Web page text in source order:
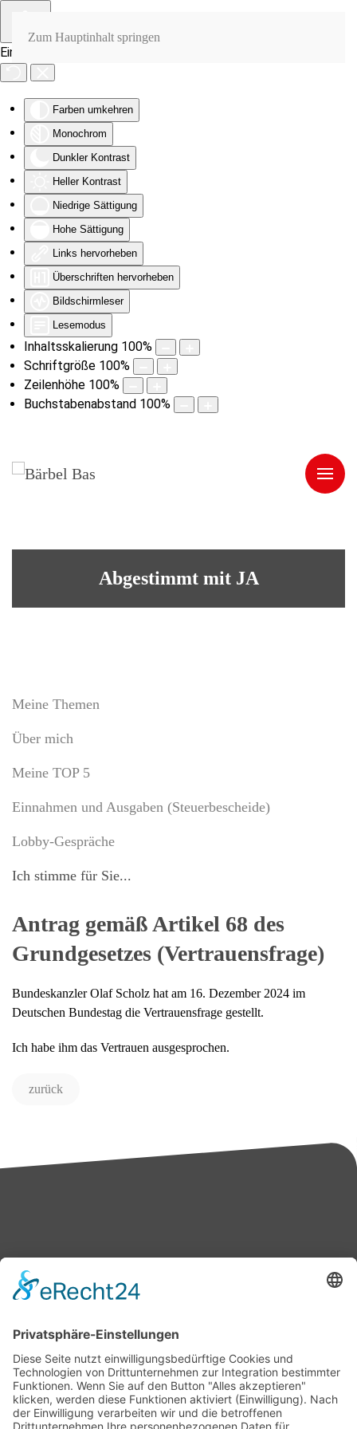
Eingabehilfen öffnen
Farben umkehren
Monochrom
Dunkler Kontrast
Heller Kontrast
Niedrige Sättigung
Hohe Sättigung
Links hervorheben
Überschriften hervorheben
Bildschirmleser
Lesemodus
Inhaltsskalierung 100%
Schriftgröße 100%
Zeilenhöhe 100%
Buchstabenabstand 100%
Zum Hauptinhalt springen
Abgestimmt mit JA
Meine Themen
Über mich
Meine TOP 5
Einnahmen und Ausgaben (Steuerbescheide)
Lobby-Gespräche
Ich stimme für Sie...
Antrag gemäß Artikel 68 des
Grundgesetzes (Vertrauensfrage)
Bundeskanzler Olaf Scholz hat am 16. Dezember 2024 im
Deutschen Bundestag die Vertrauensfrage gestellt.
Ich habe ihm das Vertrauen ausgesprochen.
zurück
Bärbel Bas
Presse & Downloads
Pressemitteilungen
Pressefotos